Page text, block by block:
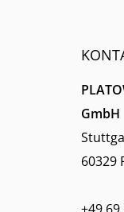
GmbH
60329
+49